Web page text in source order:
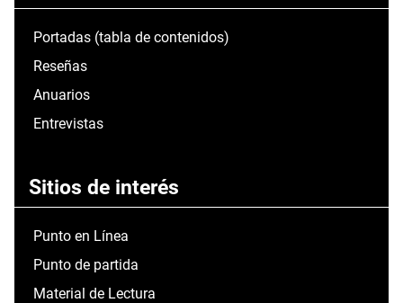
Portadas (tabla de contenidos)
Reseñas
Anuarios
Entrevistas
Sitios de interés
Punto en Línea
Punto de partida
Material de Lectura